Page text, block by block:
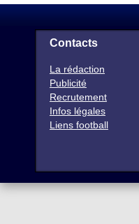
Contacts
La rédaction
Publicité
Recrutement
Infos légales
Liens football